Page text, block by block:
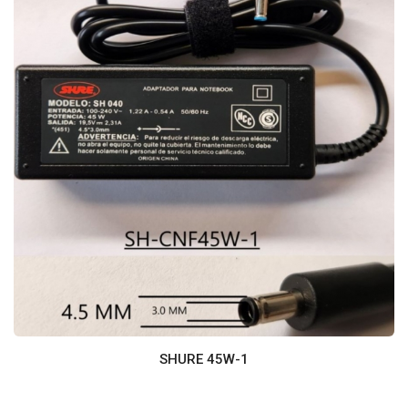
SHURE 45W-1